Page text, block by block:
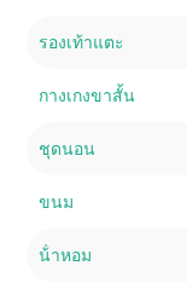
รองเท้าแตะ
กางเกงขาสั้น
ชุดนอน
ขนม
น้ําหอม